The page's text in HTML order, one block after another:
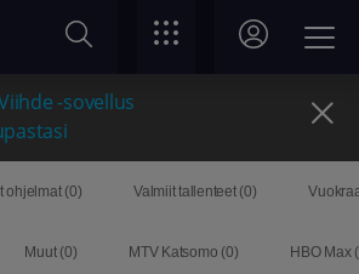
-sovellus
ohjelmat (0) Valmiit tallenteet (0)
Muut (0) MTV Katsomo (0) HBO Max (